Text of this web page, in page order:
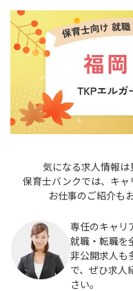
気になる求人情報は
保育士バンクでは、キャ
お仕事のご紹介も
専任のキャリ
就職・転職を
非公開求人も
で、ぜひ求人
さい。